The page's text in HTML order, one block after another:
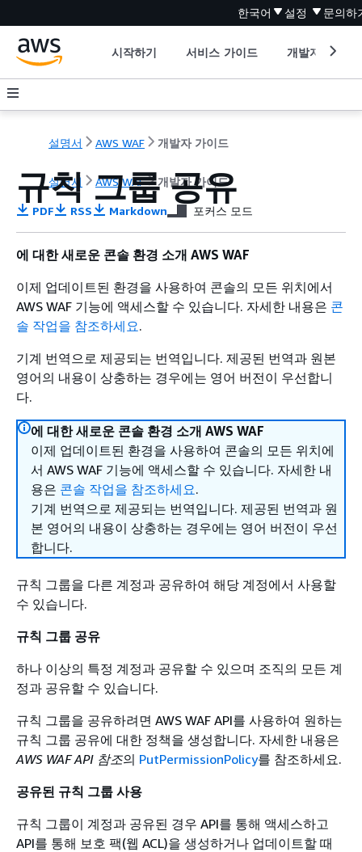
한국어 설정 문의하
시작하기 서비스 가이드 개발자 도구
설명서 AWS WAF 개발자 가이드
설명서 AWS WAF 개발자 가이드
규칙 그룹 공유
PDF RSS Markdown 포커스 모드
에 대한 새로운 콘솔 환경 소개 AWS WAF
이제 업데이트된 환경을 사용하여 콘솔의 모든 위치에서
AWS WAF 기능에 액세스할 수 있습니다. 자세한 내용은 콘
솔 작업을 참조하세요.
기계 번역으로 제공되는 번역입니다. 제공된 번역과 원본
영어의 내용이 상충하는 경우에는 영어 버전이 우선합니
다.
에 대한 새로운 콘솔 환경 소개 AWS WAF
이제 업데이트된 환경을 사용하여 콘솔의 모든 위치에
서 AWS WAF 기능에 액세스할 수 있습니다. 자세한 내
용은 콘솔 작업을 참조하세요.
기계 번역으로 제공되는 번역입니다. 제공된 번역과 원
본 영어의 내용이 상충하는 경우에는 영어 버전이 우선
합니다.
규칙 그룹을 다른 계정과 공유하여 해당 계정에서 사용할
수 있습니다.
규칙 그룹 공유
하나 이상의 특정 계정과 공유할 수 있으며 조직의 모든 계
정과 공유할 수 있습니다.
규칙 그룹을 공유하려면 AWS WAF API를 사용하여 원하는
규칙 그룹 공유에 대한 정책을 생성합니다. 자세한 내용은
AWS WAF API 참조의 PutPermissionPolicy를 참조하세요.
공유된 규칙 그룹 사용
규칙 그룹이 계정과 공유된 경우 API를 통해 액세스하고
API를 통해 보호 팩(웹 ACL)을 생성하거나 업데이트할 때